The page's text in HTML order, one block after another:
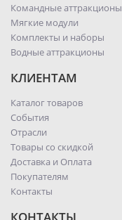
Командные аттракционы
Мягкие модули
Комплекты и наборы
Водные аттракционы
КЛИЕНТАМ
Каталог товаров
События
Отрасли
Товары со скидкой
Доставка и Оплата
Покупателям
Контакты